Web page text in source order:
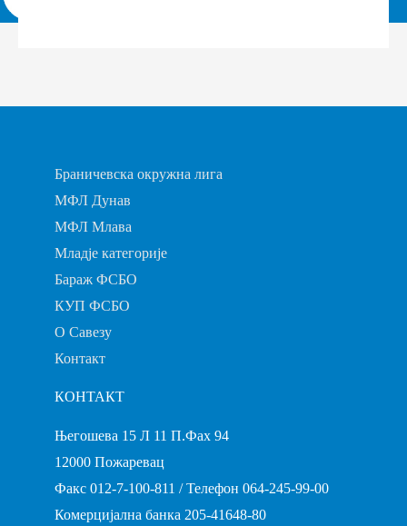
Браничевска окружна лига
МФЛ Дунав
МФЛ Млава
Младје категорије
Бараж ФСБО
КУП ФСБО
О Савезу
Контакт
КОНТАКТ
Његошева 15 Л 11 П.Фах 94
12000 Пожаревац
Факс 012-7-100-811 / Телефон 064-245-99-00
Комерцијална банка 205-41648-80